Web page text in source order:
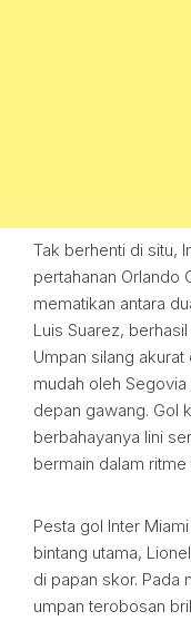
Tak berhenti di situ,
pertahanan Orlando
mematikan antara
Luis Suarez,
Umpan silang
mudah oleh
depan gawang. Gol
berbahayanya lini
bermain dalam ritme
Pesta gol Inter
bintang utama,
di papan skor. Pada
umpan terobosan